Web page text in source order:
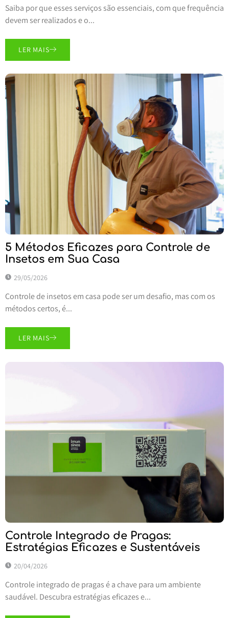
Saiba por que esses serviços são essenciais, com que frequência
devem ser realizados e o...
LER MAIS
5 Métodos Eficazes para Controle de
Insetos em Sua Casa
29/05/2026
Controle de insetos em casa pode ser um desafio, mas com os
métodos certos, é...
LER MAIS
Controle Integrado de Pragas:
Estratégias Eficazes e Sustentáveis
20/04/2026
Controle integrado de pragas é a chave para um ambiente
saudável. Descubra estratégias eficazes e...